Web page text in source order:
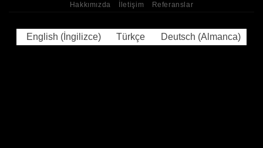
Hakkımızda İletişim Referanslar
English (İngilizce) Türkçe Deutsch (Almanca)